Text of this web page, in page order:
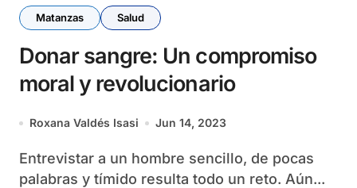
Matanzas Salud
Donar sangre: Un compromiso
moral y revolucionario
Roxana Valdés Isasi Jun 14, 2023
Entrevistar a un hombre sencillo, de pocas
palabras y tímido resulta todo un reto. Aún...